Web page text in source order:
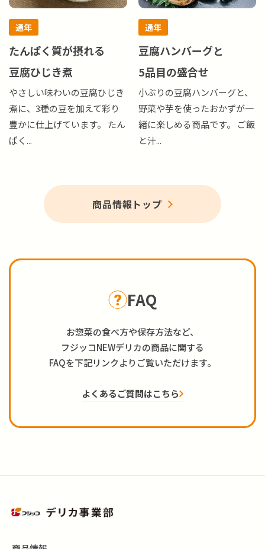
通年
たんぱく質が摂れる
豆腐ひじき煮
やさしい味わいの豆腐ひじき
煮に、3種の豆を加えて彩り
豊かに仕上げています。 たん
ぱく...
通年
豆腐ハンバーグと
5品目の盛合せ
小ぶりの豆腐ハンバーグと、
野菜や芋を使ったおかずが一
緒に楽しめる商品です。 ご飯
と汁...
商品情報トップ
FAQ
お惣菜の食べ方や保存方法など、
フジッコNEWデリカの商品に関する
FAQを下記リンクよりご覧いただけます。
よくあるご質問はこちら